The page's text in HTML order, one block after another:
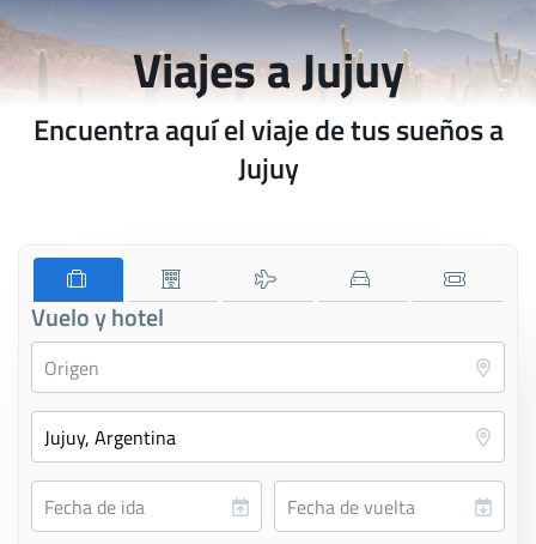
Viajes a Jujuy
Encuentra aquí el viaje de tus sueños a
Jujuy
Vuelo y hotel